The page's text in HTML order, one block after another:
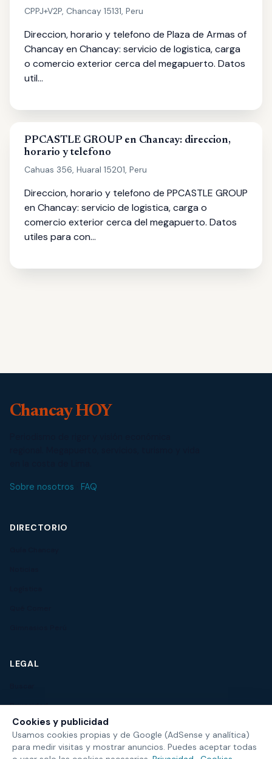
CPPJ+V2P, Chancay 15131, Peru
Direccion, horario y telefono de Plaza de Armas of
Chancay en Chancay: servicio de logistica, carga
o comercio exterior cerca del megapuerto. Datos
util…
PPCASTLE GROUP en Chancay: direccion,
horario y telefono
Cahuas 356, Huaral 15201, Peru
Direccion, horario y telefono de PPCASTLE GROUP
en Chancay: servicio de logistica, carga o
comercio exterior cerca del megapuerto. Datos
utiles para con…
Chancay HOY
Sobre nosotros FAQ
DIRECTORIO
LEGAL
Privacidad
© 2026 Chancay HOY
Cookies y publicidad
Usamos cookies propias y de Google (AdSense y analítica)
para medir visitas y mostrar anuncios. Puedes aceptar todas